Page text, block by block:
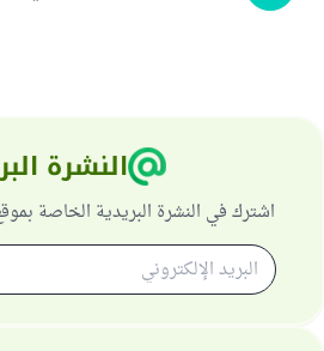
النشرة
اشترك في النشرة البريدية الخاصة